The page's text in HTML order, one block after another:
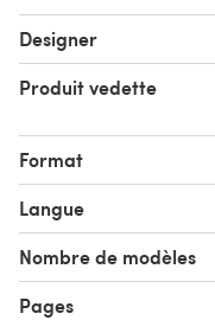
Stitches Remaining on
Weave in Yarn Tails •
Marker • Rem =
Designer
Produit vedette
Format
Langue
Nombre de modèles
Pages